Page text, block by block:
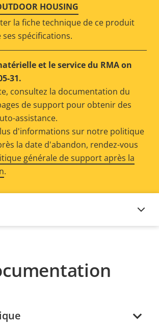
HOUSING
la fiche technique de ce produit
spécifications.
et le service du RMA on
31.
consultez la documentation du
de support pour obtenir des
assistance.
d'informations sur notre politique
la date d'abandon, rendez-vous
générale de support après la
.